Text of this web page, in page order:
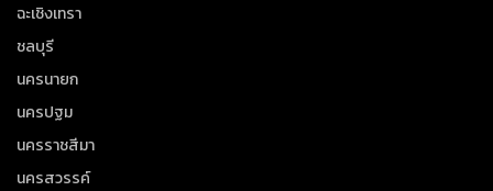
ฉะเชิงเทรา
ชลบุรี
นครนายก
นครปฐม
นครราชสีมา
นครสวรรค์